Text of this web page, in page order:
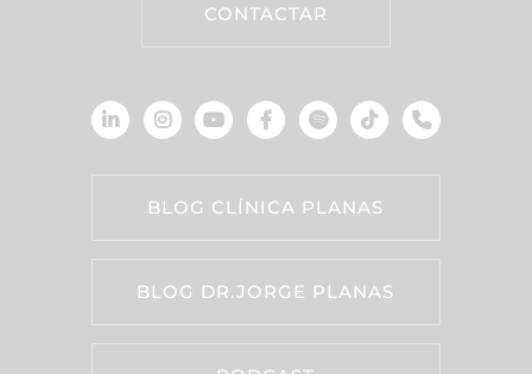
CONTACTAR
BLOG CLÍNICA PLANAS
BLOG DR.JORGE PLANAS